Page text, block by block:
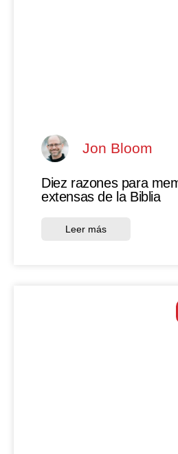
Jon Bloom
Diez razones para
extensas de la Biblia
Leer más